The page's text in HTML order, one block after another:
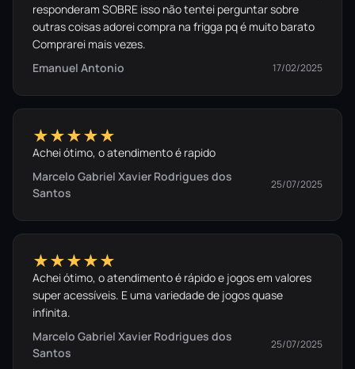
responderam SOBRE isso não tentei perguntar sobre
outras coisas adorei compra na frigga pq é muito barato
Comprarei mais vezes.
Emanuel Antonio
17/02/2025
★★★★★
Achei ótimo, o atendimento é rapido
Marcelo Gabriel Xavier Rodrigues dos
Santos
25/07/2025
★★★★★
Achei ótimo, o atendimento é rápido e jogos em valores
super acessíveis. E uma variedade de jogos quase
infinita.
Marcelo Gabriel Xavier Rodrigues dos
Santos
25/07/2025